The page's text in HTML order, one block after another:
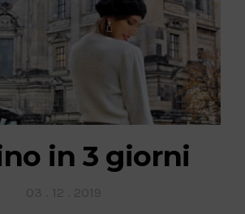
in 3 giorni